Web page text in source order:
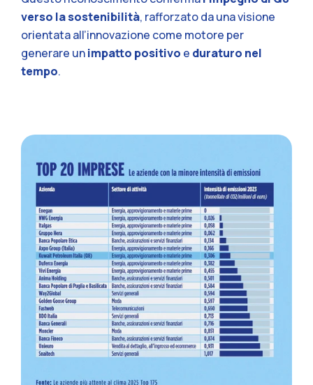
verso la sostenibilità, rafforzato da una visione
orientata all’innovazione come motore per
generare unimpatto positivo e duraturo nel
tempo.